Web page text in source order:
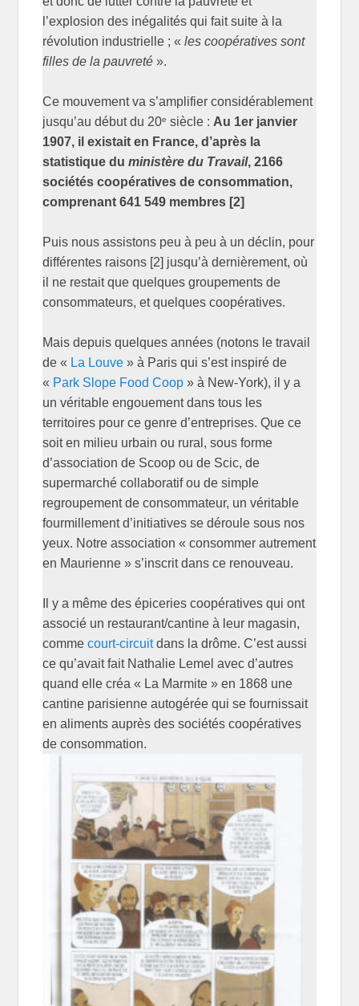
l’explosion des inégalités qui fait suite à la
révolution industrielle ; «les coopératives sont
filles de la pauvreté ».
Ce mouvement va s’amplifier considérablement
jusqu’au début du 20e siècle : Au 1er janvier
1907, il existait en France, d’après la
statistique duministère du Travail, 2166
sociétés coopératives de consommation,
comprenant 641 549 membres [2]
Puis nous assistons peu à peu à un déclin, pour
différentes raisons [2] jusqu’à dernièrement, où
il ne restait que quelques groupements de
consommateurs, et quelques coopératives.
Mais depuis quelques années (notons le travail
de « La Louve » à Paris qui s’est inspiré de
« Park Slope Food Coop » à New-York), il y a
un véritable engouement dans tous les
territoires pour ce genre d’entreprises. Que ce
soit en milieu urbain ou rural, sous forme
d’association de Scoop ou de Scic, de
supermarché collaboratif ou de simple
regroupement de consommateur, un véritable
fourmillement d’initiatives se déroule sous nos
yeux. Notre association « consommer autrement
en Maurienne » s’inscrit dans ce renouveau.
Il y a même des épiceries coopératives qui ont
associé un restaurant/cantine à leur magasin,
commecourt-circuitdans la drôme. C’est aussi
ce qu’avait fait Nathalie Lemel avec d’autres
quand elle créa « La Marmite » en 1868 une
cantine parisienne autogérée qui se fournissait
en aliments auprès des sociétés coopératives
de consommation.